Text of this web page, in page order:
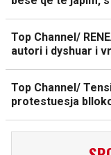
Top Channel/
autori i dyshuar i
Top Channel/
protestuesja